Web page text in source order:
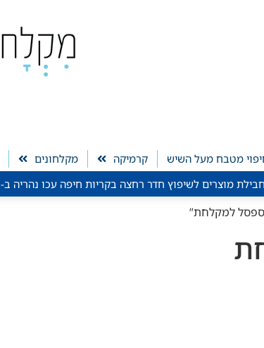
מטבח מעל השיש קרמיקה מקלחונים
חבילת מוצרים לשיפוץ חדר רחצה בקריות חיפה עכו נהריה ב-7,990 ש”ח בלבד!
למקלחת”